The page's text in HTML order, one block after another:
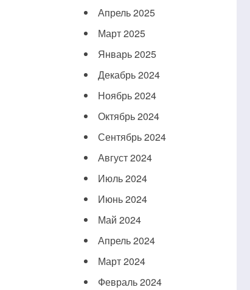
Апрель 2025
Март 2025
Январь 2025
Декабрь 2024
Ноябрь 2024
Октябрь 2024
Сентябрь 2024
Август 2024
Июль 2024
Июнь 2024
Май 2024
Апрель 2024
Март 2024
Февраль 2024